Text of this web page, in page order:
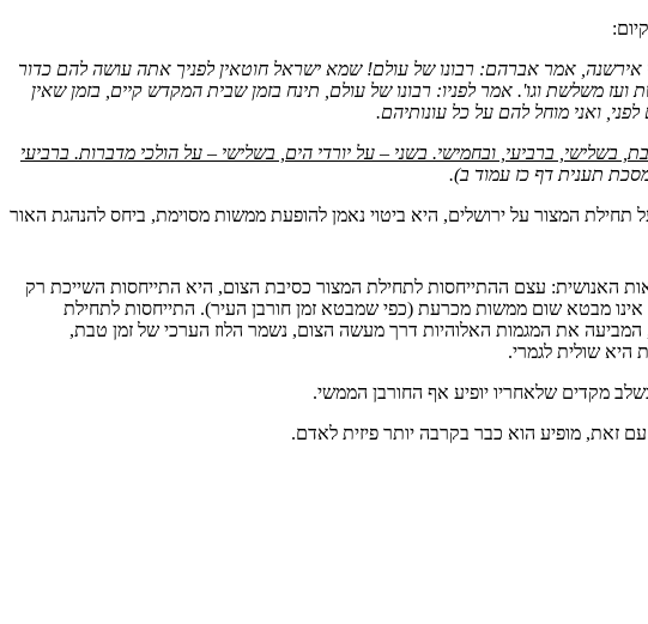
אמר אברהם: רבונו של עולם! שמא ישראל חוטאין לפניך אתה עושה להם כדור
משלשת וגו'. אמר לפניו: רבונו של עולם, תינח בזמן שבית המקדש קיים, בזמן שאין
ואני מוחל להם על כל עונותיהם.
בשלישי, ברביעי, ובחמישי. בשני – על יורדי הים, בשלישי – על הולכי מדברות. ברביעי
תענית דף כז עמוד ב).
המצור על ירושלים, היא ביטוי נאמן להופעת ממשות מסוימת, ביחס להנהגת האור
האנושית: עצם ההתייחסות לתחילת המצור כסיבת הצום, היא התייחסות השייכת רק
מבטא שום ממשות מכרעת (כפי שמבטא זמן חורבן העיר). התייחסות לתחילת
המביעה את המגמות האלוהיות דרך מעשה הצום, נשמר הלוז הערכי של זמן טבת,
שולית לגמרי.
מקדים שלאחריו יופיע אף החורבן הממשי.
זאת, מופיע הוא כבר בקרבה יותר פיזית לאדם.